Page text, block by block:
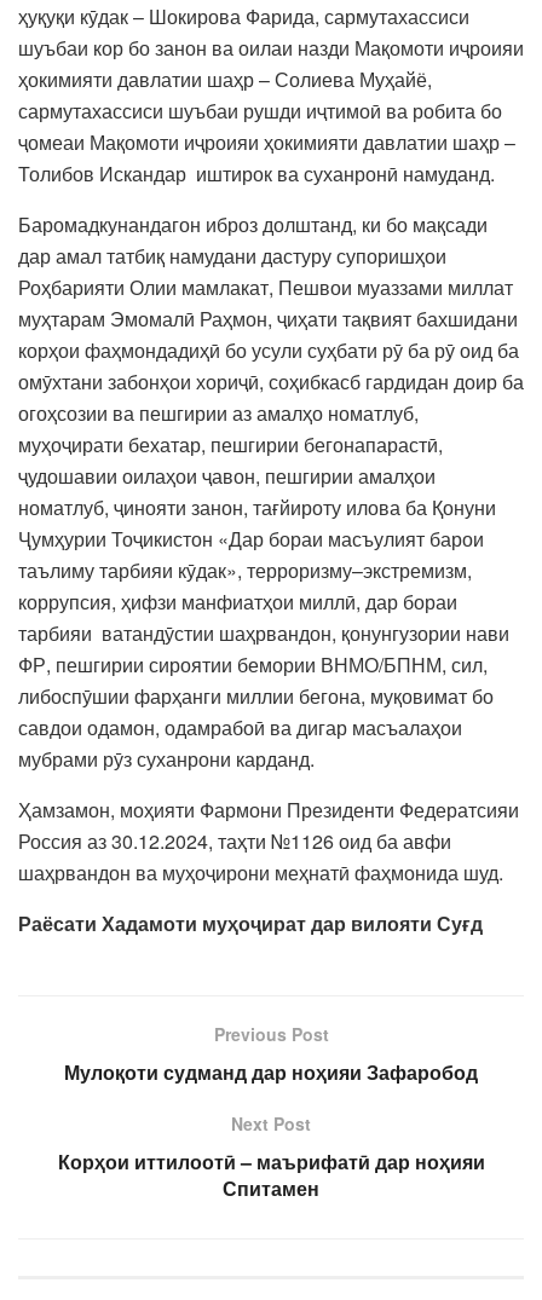
ҳуқуқи кӯдак – Шокирова Фарида, сармутахассиси
шуъбаи кор бо занон ва оилаи назди Мақомоти иҷроияи
ҳокимияти давлатии шаҳр – Солиева Муҳайё,
сармутахассиси шуъбаи рушди иҷтимоӣ ва робита бо
ҷомеаи Мақомоти иҷроияи ҳокимияти давлатии шаҳр –
Толибов Искандар иштирок ва суханронӣ намуданд.
Баромадкунандагон иброз долштанд, ки бо мақсади
дар амал татбиқ намудани дастуру супоришҳои
Роҳбарияти Олии мамлакат, Пешвои муаззами миллат
муҳтарам Эмомалӣ Раҳмон, ҷиҳати тақвият бахшидани
корҳои фаҳмондадиҳӣ бо усули суҳбати рӯ ба рӯ оид ба
омӯхтани забонҳои хориҷӣ, соҳибкасб гардидан доир ба
огоҳсозии ва пешгирии аз амалҳо номатлуб,
муҳоҷирати бехатар, пешгирии бегонапарастӣ,
ҷудошавии оилаҳои ҷавон, пешгирии амалҳои
номатлуб, ҷинояти занон, тағйироту илова ба Қонуни
Ҷумҳурии Тоҷикистон «Дар бораи масъулият барои
таълиму тарбияи кӯдак», терроризму–экстремизм,
коррупсия, ҳифзи манфиатҳои миллӣ, дар бораи
тарбияи ватандӯстии шаҳрвандон, қонунгузории нави
ФР, пешгирии сироятии бемории ВНМО/БПНМ, сил,
либоспӯшии фарҳанги миллии бегона, муқовимат бо
савдои одамон, одамрабоӣ ва дигар масъалаҳои
мубрами рӯз суханрони карданд.
Ҳамзамон, моҳияти Фармони Президенти Федератсияи
Россия аз 30.12.2024, таҳти №1126 оид ба авфи
шаҳрвандон ва муҳоҷирони меҳнатӣ фаҳмонида шуд.
Раёсати Хадамоти муҳоҷират дар вилояти Суғд
Previous Post
Мулоқоти судманд дар ноҳияи Зафаробод
Next Post
Корҳои иттилоотӣ – маърифатӣ дар ноҳияи
Спитамен